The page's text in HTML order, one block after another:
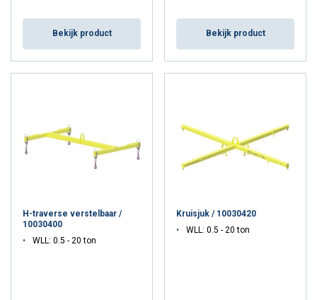
Bekijk product Bekijk product
H-traverse verstelbaar /
10030400
WLL: 0.5 - 20 ton
Kruisjuk / 10030420
WLL: 0.5 - 20 ton